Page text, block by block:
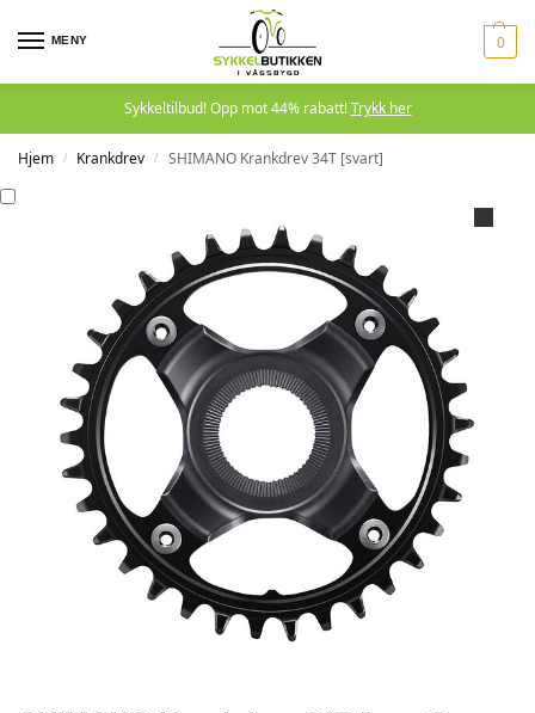
MENY 0
Sykkeltilbud! Opp mot 44% rabatt!Trykk her
Hjem / Krankdrev / SHIMANO Krankdrev 34T [svart]